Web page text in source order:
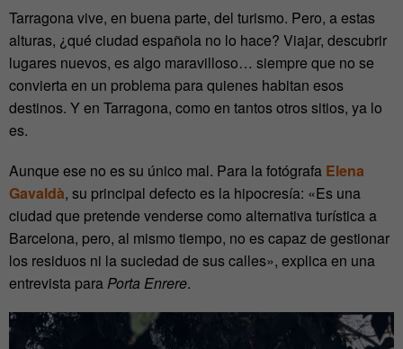
Tarragona vive, en buena parte, del turismo. Pero, a estas
alturas, ¿qué ciudad española no lo hace? Viajar, descubrir
lugares nuevos, es algo maravilloso… siempre que no se
convierta en un problema para quienes habitan esos
destinos. Y en Tarragona, como en tantos otros sitios, ya lo
es.
Aunque ese no es su único mal. Para la fotógrafa Elena
Gavaldà, su principal defecto es la hipocresía: «Es una
ciudad que pretende venderse como alternativa turística a
Barcelona, pero, al mismo tiempo, no es capaz de gestionar
los residuos ni la suciedad de sus calles», explica en una
entrevista paraPorta Enrere.